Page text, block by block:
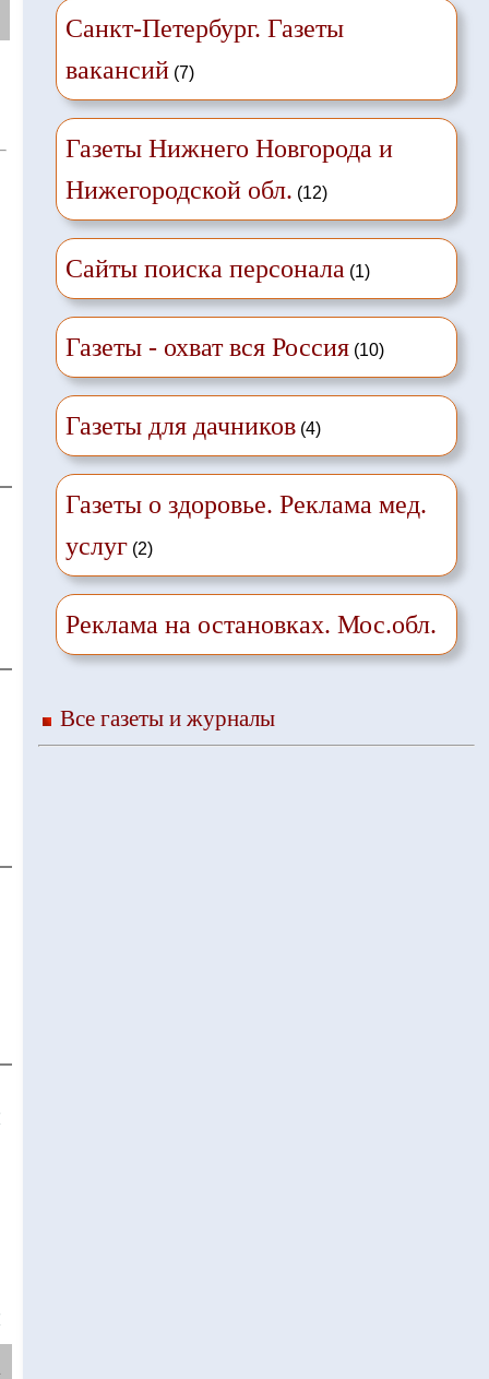
Санкт-Петербург. Газеты
вакансий(7)
Газеты Нижнего Новгорода и
Нижегородской обл. (12)
Сайты поиска персонала(1)
Газеты - охват вся Россия(10)
Газеты для дачников(4)
Газеты о здоровье. Реклама мед.
услуг(2)
Реклама на остановках. Мос.обл.
Все газеты и журналы